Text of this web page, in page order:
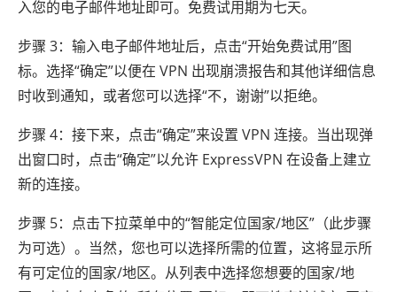
入您的电子邮件地址即可。免费试用期为七天。
步骤 3：输入电子邮件地址后，点击“开始免费试用”图
标。选择“确定”以便在 VPN 出现崩溃报告和其他详细信息
时收到通知，或者您可以选择“不，谢谢”以拒绝。
步骤 4：接下来，点击“确定”来设置 VPN 连接。当出现弹
出窗口时，点击“确定”以允许 ExpressVPN 在设备上建立
新的连接。
步骤 5：点击下拉菜单中的“智能定位国家/地区”（此步骤
为可选）。当然，您也可以选择所需的位置，这将显示所
有可定位的国家/地区。从列表中选择您想要的国家/地